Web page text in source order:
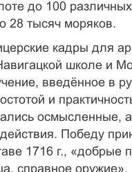
до 100
28 тысяч моряков.
кадры для
школе и
введённое в
и
осмысленные,
Победу
1716 г., «добрые
справное оружие».